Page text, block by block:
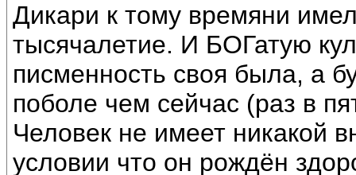
Дикари к тому времяни
тысячалетие. И БОГатую
писменность своя была, а
поболе чем сейчас (раз в
Человек не имеет никакой
условии что он рождён